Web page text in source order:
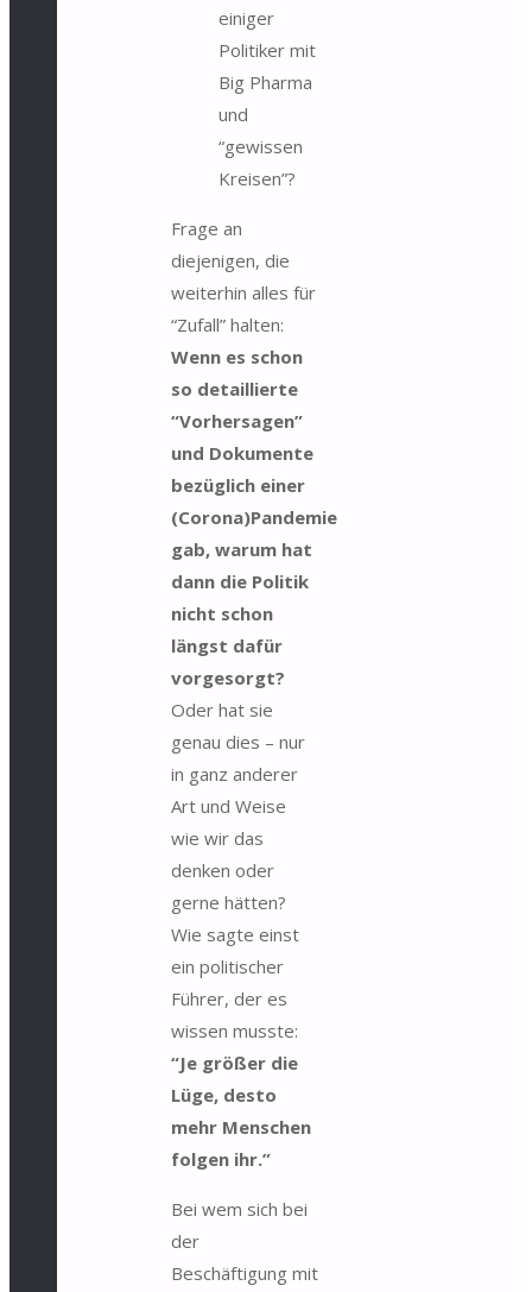
einiger
Politiker mit
Big Pharma
und
“gewissen
Kreisen”?
Frage an
diejenigen, die
weiterhin alles für
“Zufall” halten:
Wenn es schon
so detaillierte
“Vorhersagen”
und Dokumente
bezüglich einer
(Corona)Pandemie
gab, warum hat
dann die Politik
nicht schon
längst dafür
vorgesorgt?
Oder hat sie
genau dies – nur
in ganz anderer
Art und Weise
wie wir das
denken oder
gerne hätten?
Wie sagte einst
ein politischer
Führer, der es
wissen musste:
“Je größer die
Lüge, desto
mehr Menschen
folgen ihr.”
Bei wem sich bei
der
Beschäftigung mit